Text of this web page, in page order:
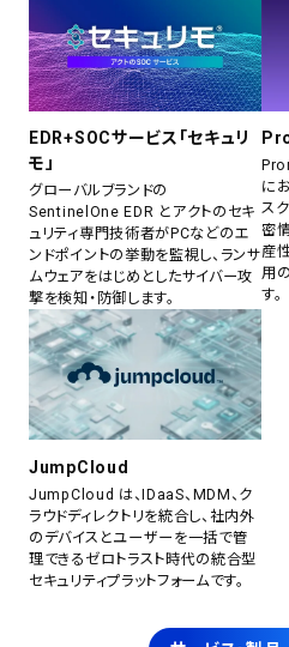
EDR+SOCサービス「セキュリ
モ」
グローバルブランドの
SentinelOne EDR とアクトのセキ
ュリティ専門技術者がPCなどのエ
ンドポイントの挙動を監視し、ランサ
ムウェアをはじめとしたサイバー攻
撃を検知・防御します。
に
ス
密
産
用
す。
JumpCloud
JumpCloud は、IDaaS、MDM、ク
ラウドディレクトリを統合し、社内外
のデバイスとユーザーを一括で管
理できるゼロトラスト時代の統合型
セキュリティプラットフォームです。